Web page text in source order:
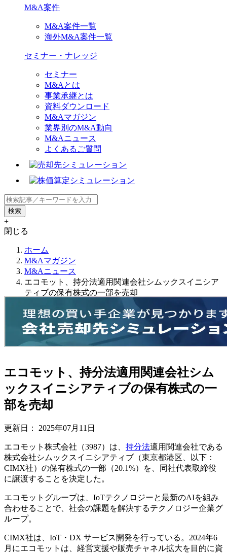
M&A案件
M&A案件一覧
海外M&A案件一覧
セミナー・ナレッジ
セミナー
M&Aとは
事業承継とは
資料ダウンロード
M&Aマガジン
業界別のM&A動向
M&Aニュース
よくあるご質問
+
閉じる
ホーム
M&Aマガジン
M&Aニュース
エコモット、持分法適用関連会社シムックスイニシア
ティブの保有株式の一部を売却
エコモット、持分法適用関連会社シム
ックスイニシアティブの保有株式の一
部を売却
更新日： 2025年07月11日
エコモット株式会社（3987）は、 持分法適用関連会社である
株式会社シムックスイニシアティブ（東京都港区、以下：
CIMX社）の保有株式の一部（20.1%）を、同社代表取締役
に譲渡することを決定した。
エコモットグループは、IoTテクノロジーと最新のAIを組み
合わせることで、社会の課題を解決するテクノロジー企業グ
ループ。
CIMX社は、IoT・DX サービス開発を行っている。2024年6
月にエコモットは、経営支援や販売チャネル拡大を目的に資